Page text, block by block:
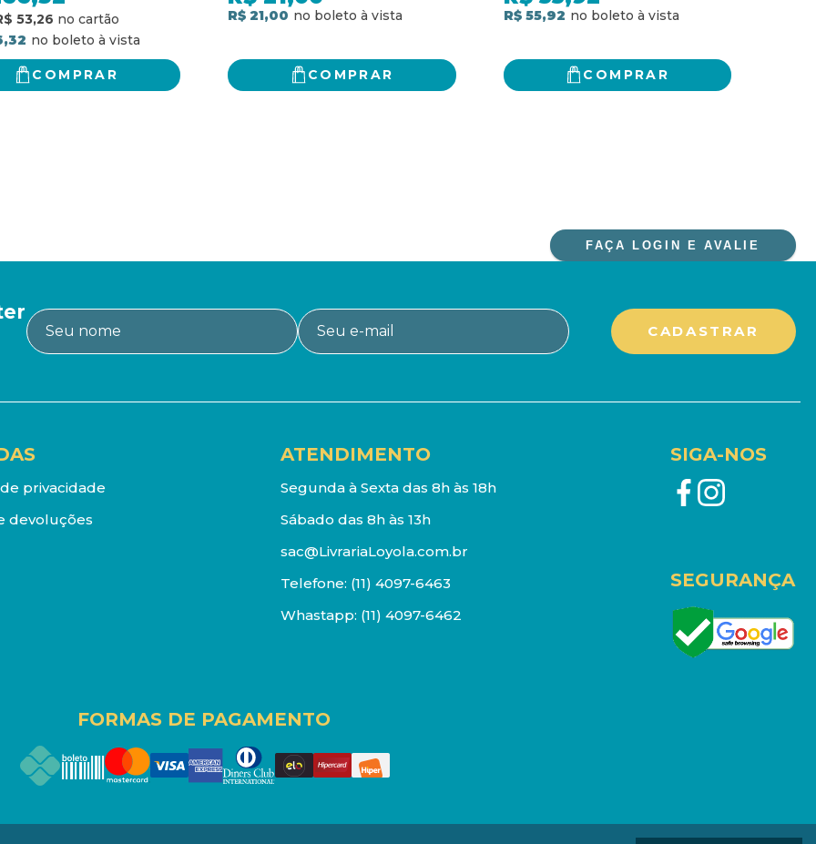
sobre todo o amor
para com elas
53,26
COMPRAR
R$ 21,00
COMPRAR
R$ 55,92
COMPRAR
FAÇA LOGIN E AVALIE
privacidade
devoluções
ATENDIMENTO
Segunda à Sexta das 8h às 18h
Sábado das 8h às 13h
sac@LivrariaLoyola.com.br
Telefone: (11) 4097-6463
Whastapp: (11) 4097-6462
SIGA-NOS
SEGURANÇA
FORMAS DE PAGAMENTO